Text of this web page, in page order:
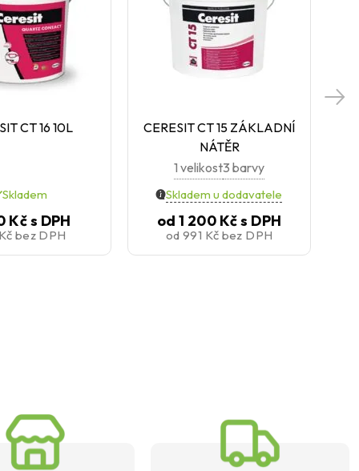
CT 16 10L
Skladem
Kčs DPH
bez DPH
CERESIT CT 15 ZÁKLADNÍ
NÁTĚR
1 velikost3 barvy
Skladem u dodavatele
od 1 200 Kčs DPH
od 991 Kč bez DPH